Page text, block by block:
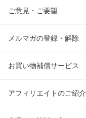
ご意見・ご要望
メルマガの登録・解除
お買い物補償サービス
アフィリエイトのご紹介